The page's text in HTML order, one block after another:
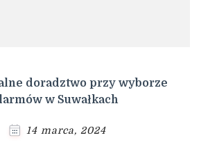
doradztwo przy wyborze
w Suwałkach
14 marca, 2024